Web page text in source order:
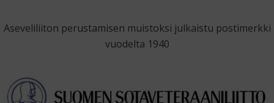
Aseveliliiton perustamisen muistoksi julkaistu postimerkki
vuodelta 1940